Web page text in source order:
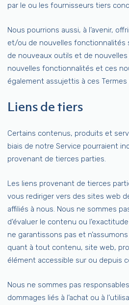
par le ou les fournisseurs tiers
Nous pourrions aussi, à l’avenir,
et/ou de nouvelles fonctionnalités
de nouveaux outils et de nouvelles
nouvelles fonctionnalités et ces
également assujettis à ces Termes
Liens de tiers
Certains contenus, produits et
biais de notre Service pourraient
provenant de tierces parties.
Les liens provenant de tierces
vous rediriger vers des sites web
affiliés à nous. Nous ne sommes
d’évaluer le contenu ou
ne garantissons pas et
quant à tout contenu, site web,
élément accessible sur ou depuis
Nous ne sommes pas
dommages liés à l’achat ou à